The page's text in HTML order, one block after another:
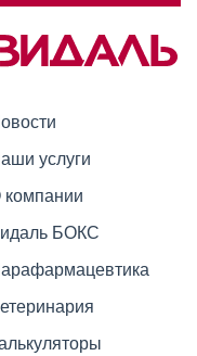
услуги
БОКС